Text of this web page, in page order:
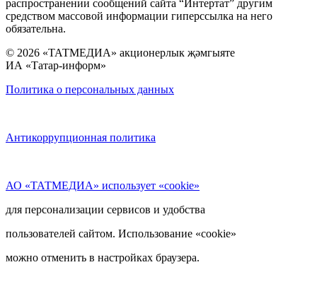
распространении сообщений сайта “Интертат” другим
средством массовой информации гиперссылка на него
обязательна.
© 2026 «ТАТМЕДИА» акционерлык җәмгыяте
ИА «Татар-информ»
Политика о персональных данных
Антикоррупционная политика
АО «ТАТМЕДИА» использует «cookie»
для персонализации сервисов и удобства
пользователей сайтом. Использование «cookie»
можно отменить в настройках браузера.